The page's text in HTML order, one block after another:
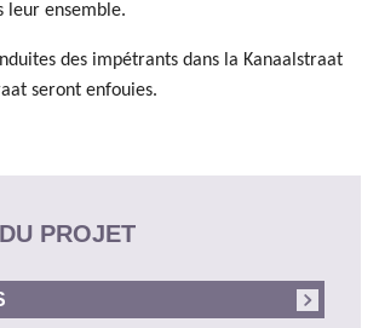
leur ensemble.
des impétrants dans la Kanaalstraat
seront enfouies.
PROJET